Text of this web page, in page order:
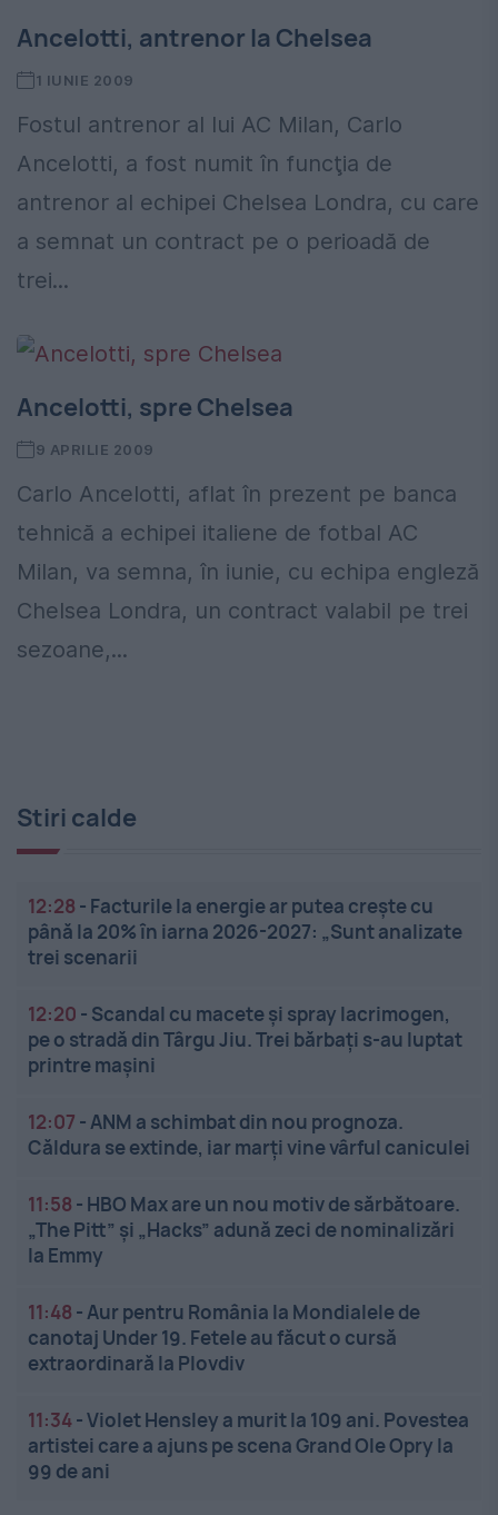
Ancelotti, antrenor la Chelsea
1 IUNIE 2009
Fostul antrenor al lui AC Milan, Carlo
Ancelotti, a fost numit în funcţia de
antrenor al echipei Chelsea Londra, cu care
a semnat un contract pe o perioadă de
trei...
Ancelotti, spre Chelsea
9 APRILIE 2009
Carlo Ancelotti, aflat în prezent pe banca
tehnică a echipei italiene de fotbal AC
Milan, va semna, în iunie, cu echipa engleză
Chelsea Londra, un contract valabil pe trei
sezoane,...
Stiri calde
12:28 - Facturile la energie ar putea crește cu
până la 20% în iarna 2026-2027: „Sunt analizate
trei scenarii
12:20 - Scandal cu macete și spray lacrimogen,
pe o stradă din Târgu Jiu. Trei bărbați s-au luptat
printre mașini
12:07 - ANM a schimbat din nou prognoza.
Căldura se extinde, iar marți vine vârful caniculei
11:58 - HBO Max are un nou motiv de sărbătoare.
„The Pitt” și „Hacks” adună zeci de nominalizări
la Emmy
11:48 - Aur pentru România la Mondialele de
canotaj Under 19. Fetele au făcut o cursă
extraordinară la Plovdiv
11:34-Violet Hensley a murit la 109 ani. Povestea
artistei care a ajuns pe scena Grand Ole Opry la
99 de ani